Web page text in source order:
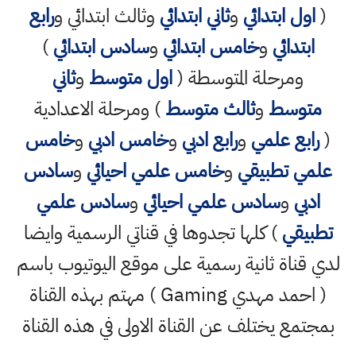
(اول ابتدائي وثاني ابتدائي وثالث ابتدائي ورابع
ابتدائي وخامس ابتدائي وسادس ابتدائي)
ومرحلة المتوسطة (اول متوسط وثاني
متوسط وثالث متوسط) ومرحلة الاعدادية
(رابع علمي ورابع ادبي وخامس ادبي وخامس
علمي تطبيقي وخامس علمي احيائي وسادس
ادبي وسادس علمي احيائي وسادس علمي
تطبيقي) كلها تجدوها في قناتي الرسمية وايضا
لدي قناة ثانية رسمية على موقع اليوتيوب باسم
( احمد مهدي Gaming ) مهتم بهذه القناة
بمجتمع يختلف عن القناة الاولى في هذه القناة